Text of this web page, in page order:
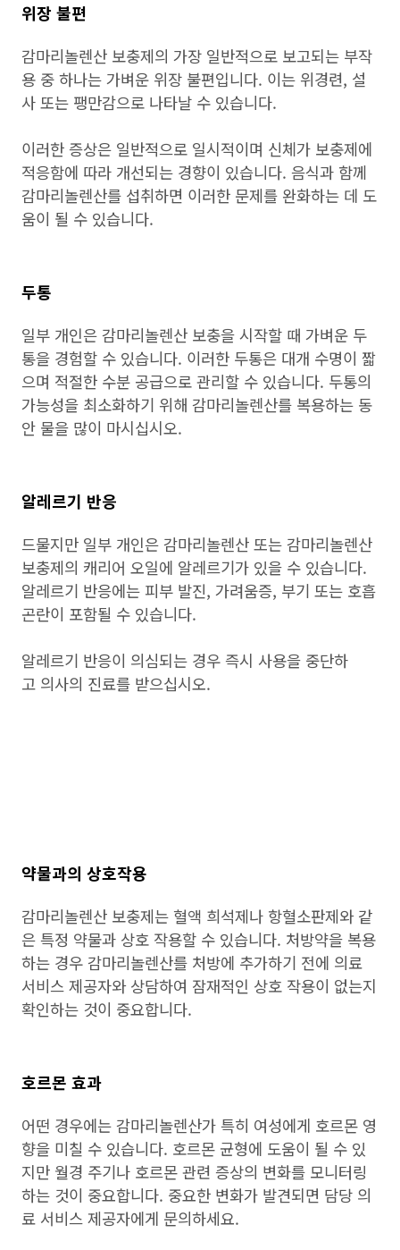
위장 불편
감마리놀렌산 보충제의 가장 일반적으로 보고되는 부작
용 중 하나는 가벼운 위장 불편입니다. 이는 위경련, 설
사 또는 팽만감으로 나타날 수 있습니다.
이러한 증상은 일반적으로 일시적이며 신체가 보충제에
적응함에 따라 개선되는 경향이 있습니다. 음식과 함께
감마리놀렌산를 섭취하면 이러한 문제를 완화하는 데 도
움이 될 수 있습니다.
두통
일부 개인은 감마리놀렌산 보충을 시작할 때 가벼운 두
통을 경험할 수 있습니다. 이러한 두통은 대개 수명이 짧
으며 적절한 수분 공급으로 관리할 수 있습니다. 두통의
가능성을 최소화하기 위해 감마리놀렌산를 복용하는 동
안 물을 많이 마시십시오.
알레르기 반응
드물지만 일부 개인은 감마리놀렌산 또는 감마리놀렌산
보충제의 캐리어 오일에 알레르기가 있을 수 있습니다.
알레르기 반응에는 피부 발진, 가려움증, 부기 또는 호흡
곤란이 포함될 수 있습니다.
알레르기 반응이 의심되는 경우 즉시 사용을 중단하
고 의사의 진료를 받으십시오.
약물과의 상호작용
감마리놀렌산 보충제는 혈액 희석제나 항혈소판제와 같
은 특정 약물과 상호 작용할 수 있습니다. 처방약을 복용
하는 경우 감마리놀렌산를 처방에 추가하기 전에 의료
서비스 제공자와 상담하여 잠재적인 상호 작용이 없는지
확인하는 것이 중요합니다.
호르몬 효과
어떤 경우에는 감마리놀렌산가 특히 여성에게 호르몬 영
향을 미칠 수 있습니다. 호르몬 균형에 도움이 될 수 있
지만 월경 주기나 호르몬 관련 증상의 변화를 모니터링
하는 것이 중요합니다. 중요한 변화가 발견되면 담당 의
료 서비스 제공자에게 문의하세요.